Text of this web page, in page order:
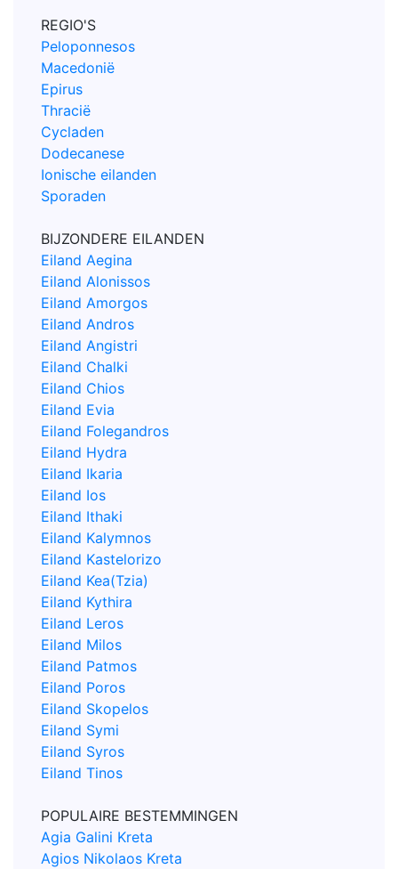
REGIO'S
Peloponnesos
Macedonië
Epirus
Thracië
Cycladen
Dodecanese
Ionische eilanden
Sporaden
BIJZONDERE EILANDEN
Eiland Aegina
Eiland Alonissos
Eiland Amorgos
Eiland Andros
Eiland Angistri
Eiland Chalki
Eiland Chios
Eiland Evia
Eiland Folegandros
Eiland Hydra
Eiland Ikaria
Eiland Ios
Eiland Ithaki
Eiland Kalymnos
Eiland Kastelorizo
Eiland Kea(Tzia)
Eiland Kythira
Eiland Leros
Eiland Milos
Eiland Patmos
Eiland Poros
Eiland Skopelos
Eiland Symi
Eiland Syros
Eiland Tinos
POPULAIRE BESTEMMINGEN
Agia Galini Kreta
Agios Nikolaos Kreta